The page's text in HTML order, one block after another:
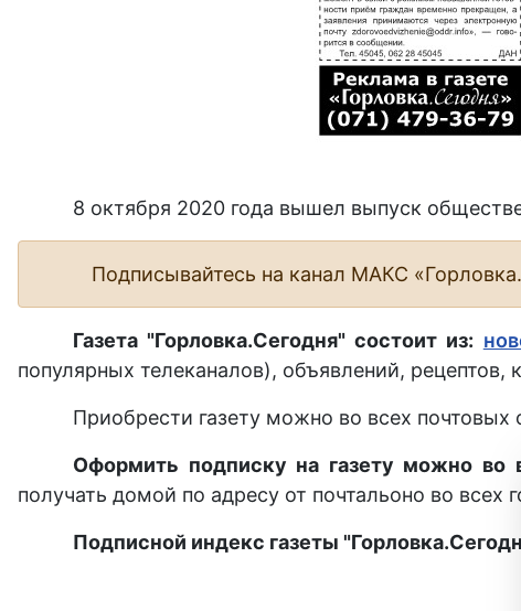
8 октября 2020 года вышел выпуск
Подписывайтесь на канал МАКС
Газета "Горловка.Сегодня" состоит из:
популярных телеканалов), объявлений, рецептов,
Приобрести газету можно во всех почтовых
Оформить подписку на газету можно во
получать домой по адресу от почтальоно во всех
Подписной индекс газеты